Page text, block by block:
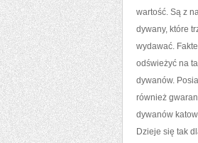
wartość. Są z
dywany, które
wydawać.
odświeżyć na
dywanów.
również
dywanów
Dzieje się tak